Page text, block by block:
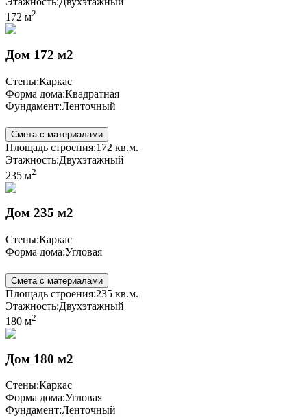
172 м2
Дом 172 м2
Стены:Каркас
Форма дома:Квадратная
Фундамент:Ленточный
Смета с материалами
Площадь строения:172 кв.м.
Этажность:Двухэтажный
235 м2
Дом 235 м2
Стены:Каркас
Форма дома:Угловая
Смета с материалами
Площадь строения:235 кв.м.
Этажность:Двухэтажный
180 м2
Дом 180 м2
Стены:Каркас
Форма дома:Угловая
Фундамент:Ленточный